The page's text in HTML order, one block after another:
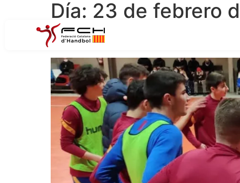
Día: 23 de febrero
Les Seleccions